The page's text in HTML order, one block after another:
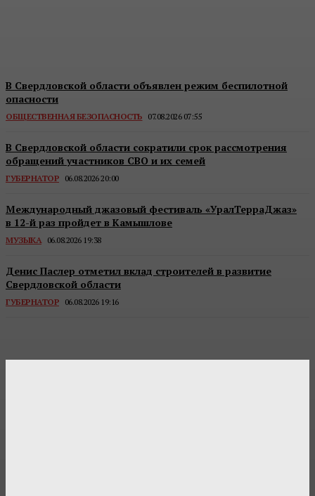
В Свердловской области объявлен режим беспилотной
опасности
ОБЩЕСТВЕННАЯ БЕЗОПАСНОСТЬ 07.08.2026 07:55
В Свердловской области сократили срок рассмотрения
обращений участников СВО и их семей
ГУБЕРНАТОР 06.08.2026 20:00
Международный джазовый фестиваль «УралТерраДжаз»
в 12-й раз пройдет в Камышлове
МУЗЫКА 06.08.2026 19:38
Денис Паслер отметил вклад строителей в развитие
Свердловской области
ГУБЕРНАТОР 06.08.2026 19:16